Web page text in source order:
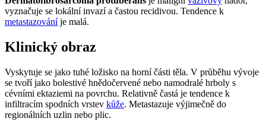
vyznačuje se lokální invazí a častou recidivou. Tendence k
metastazováníje malá.
Klinický obraz
Vyskytuje se jako tuhé ložisko na horní části těla. V průběhu vývoje
se tvoří jako bolestivé hnědočervené nebo namodralé hrboly s
cévními ektaziemi na povrchu. Relativně častá je tendence k
infiltracím spodních vrstev kůže. Metastazuje výjimečně do
regionálních uzlin nebo plic.